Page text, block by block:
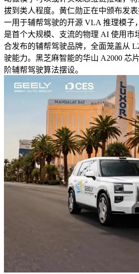
拔到类人程度。黄仁勋正在中颁布发表
一用于辅帮驾驶的开源 VLA 推理模子
是首个大规模、支流的物理 AI 使用市
合发布的辅帮驾驶品牌，全面笼盖从
驶能力。黑芝麻智能的华山 A2000 芯
阶辅帮驾驶算法摆设。